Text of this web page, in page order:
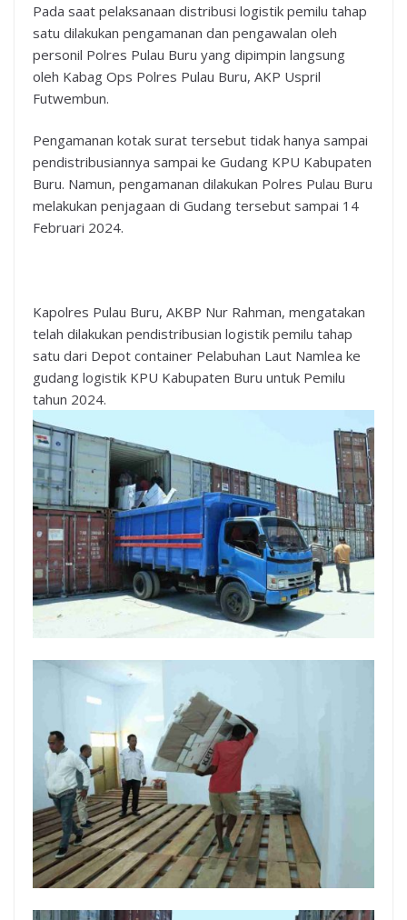
Pada saat pelaksanaan distribusi logistik pemilu tahap
satu dilakukan pengamanan dan pengawalan oleh
personil Polres Pulau Buru yang dipimpin langsung
oleh Kabag Ops Polres Pulau Buru, AKP Uspril
Futwembun.
Pengamanan kotak surat tersebut tidak hanya sampai
pendistribusiannya sampai ke Gudang KPU Kabupaten
Buru. Namun, pengamanan dilakukan Polres Pulau Buru
melakukan penjagaan di Gudang tersebut sampai 14
Februari 2024.
Kapolres Pulau Buru, AKBP Nur Rahman, mengatakan
telah dilakukan pendistribusian logistik pemilu tahap
satu dari Depot container Pelabuhan Laut Namlea ke
gudang logistik KPU Kabupaten Buru untuk Pemilu
tahun 2024.